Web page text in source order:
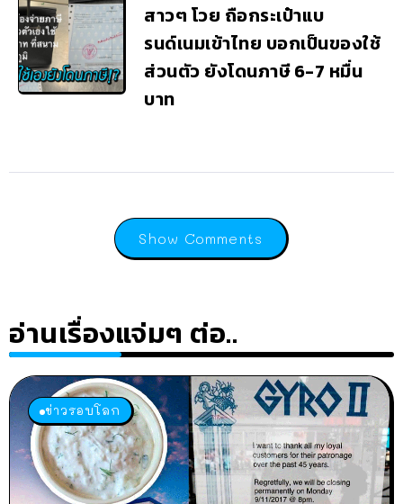
สาวๆ โวย ถือกระเป๋าแบ
รนด์เนมเข้าไทย บอกเป็นของใช้
ส่วนตัว ยังโดนภาษี 6-7 หมื่น
บาท
Show Comments
อ่านเรื่องแจ่มๆ ต่อ..
ข่าวรอบโลก